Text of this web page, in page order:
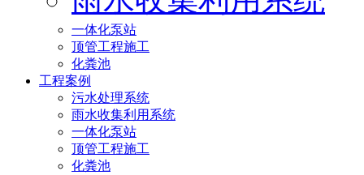
一体化泵站
顶管工程施工
化粪池
工程案例
污水处理系统
雨水收集利用系统
一体化泵站
顶管工程施工
化粪池